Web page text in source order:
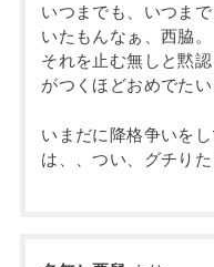
いつまでも、いつま
いたもんなぁ、西脇。
それを止む無しと黙
がつくほどおめでたい
いまだに降格争いを
は、、つい、グチりた